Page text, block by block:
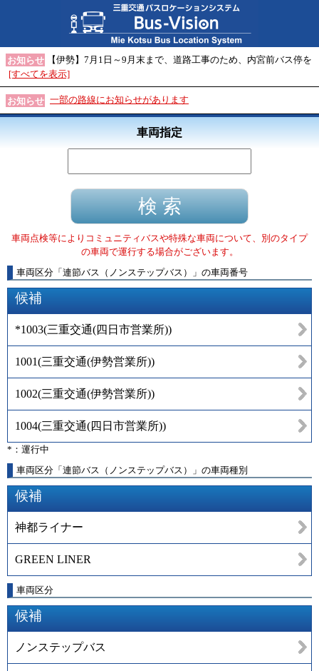
お知らせ
【伊勢】7月1日～9月末まで、道路工事のため、内宮前バス停を
[すべてを表示]
お知らせ 一部の路線にお知らせがあります
車両指定
車両点検等によりコミュニティバスや特殊な車両について、別のタイプ
の車両で運行する場合がございます。
車両区分 「 連節バス（ノンステップバス） 」 の車両番号
候補
*1003(三重交通(四日市営業所))
1001(三重交通(伊勢営業所))
1002(三重交通(伊勢営業所))
1004(三重交通(四日市営業所))
*：運行中
車両区分「連節バス（ノンステップバス）」の車両種別
候補
神都ライナー
GREEN LINER
車両区分
候補
ノンステップバス